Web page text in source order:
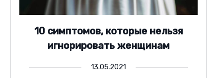
10 симптомов, которые нельзя
игнорировать женщинам
13.05.2021